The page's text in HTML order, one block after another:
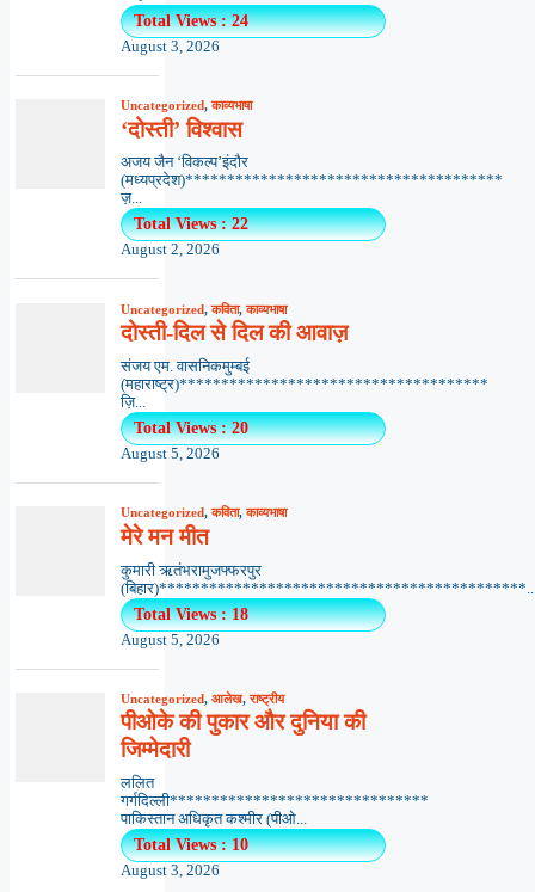
Total Views : 24
August 3, 2026
Uncategorized,काव्यभाषा
‘दोस्ती’ विश्वास
अजय जैन ‘विकल्प’इंदौर
(मध्यप्रदेश)**************************************
ज़...
Total Views : 22
August 2, 2026
Uncategorized,कविता,काव्यभाषा
दोस्ती-दिल से दिल की आवाज़
संजय एम. वासनिकमुम्बई
(महाराष्ट्र)*************************************
ज़ि...
Total Views : 20
August 5, 2026
Uncategorized,कविता,काव्यभाषा
मेरे मन मीत
कुमारी ऋतंभरामुजफ्फरपुर
Total Views : 18
August 5, 2026
Uncategorized, आलेख,राष्ट्रीय
पीओके की पुकार और दुनिया की
जिम्मेदारी
ललित
गर्गदिल्ली*******************************
पाकिस्तान अधिकृत कश्मीर (पीओ...
Total Views : 10
August 3, 2026